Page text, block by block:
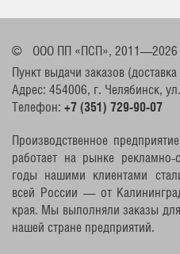
©
ООО ПП «ПСП», 2011—2026
Пункт выдачи заказов
Адрес: 454006, г. Челябинск,
Телефон: +7 (351) 729-90-07
Производственное
работает на рынке
годы нашими клиентами
всей России — от
края. Мы выполняли заказы
нашей стране предприятий.